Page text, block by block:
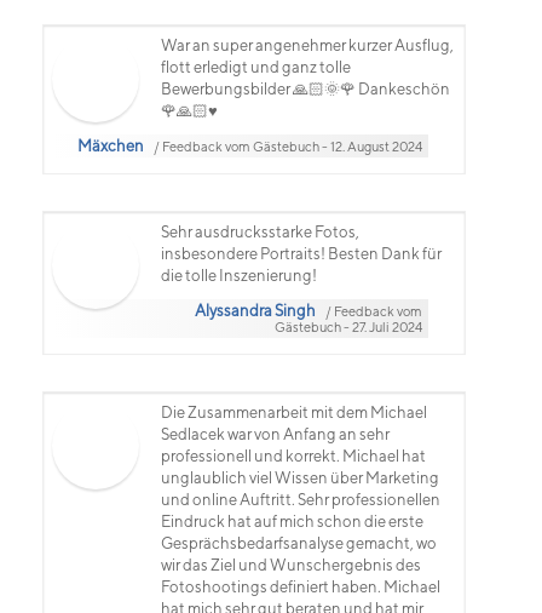
War an super angenehmer kurzer Ausflug,
flott erledigt und ganz tolle
Bewerbungsbilder 🙏🏻🌞🌹 Dankeschön
🌹🙏🏻♥️
Mäxchen
/ Feedback vom Gästebuch - 12. August 2024
Sehr ausdrucksstarke Fotos,
insbesondere Portraits! Besten Dank für
die tolle Inszenierung!
Alyssandra Singh
/ Feedback vom
Gästebuch - 27. Juli 2024
Die Zusammenarbeit mit dem Michael
Sedlacek war von Anfang an sehr
professionell und korrekt. Michael hat
unglaublich viel Wissen über Marketing
und online Auftritt. Sehr professionellen
Eindruck hat auf mich schon die erste
Gesprächsbedarfsanalyse gemacht, wo
wir das Ziel und Wunschergebnis des
Fotoshootings definiert haben. Michael
hat mich sehr gut beraten und hat mir